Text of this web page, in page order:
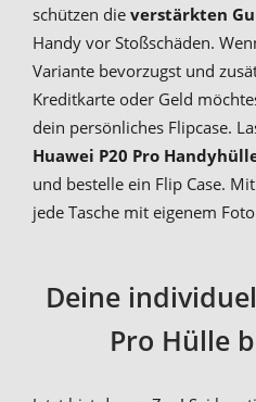
schützen die verstärkten
Handy vor Stoßschäden.
Variante bevorzugst und
Kreditkarte oder Geld
dein persönliches Flipcase.
Huawei P20 Pro
und bestelle ein Flip Case.
jede Tasche mit eigenem
Deine
Pro Hülle